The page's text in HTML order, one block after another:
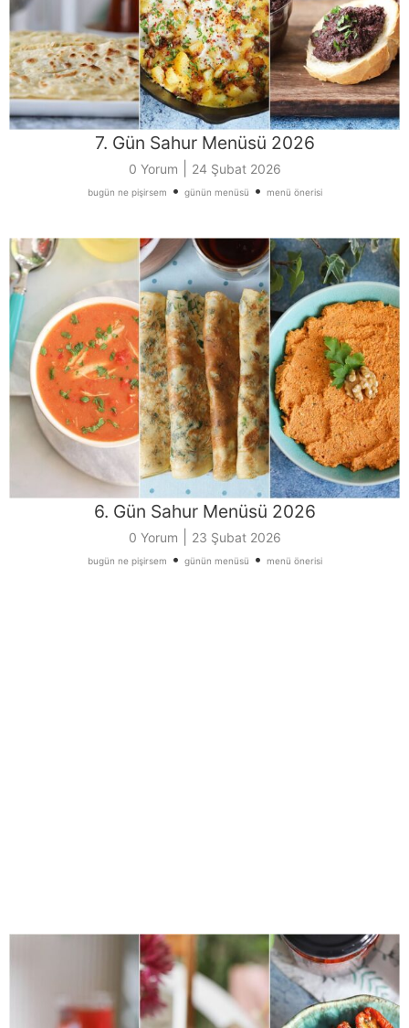
7. Gün Sahur Menüsü 2026
0 Yorum 24 Şubat 2026
bugün ne pişirsem • günün menüsü • menü önerisi
6. Gün Sahur Menüsü 2026
0 Yorum 23 Şubat 2026
bugün ne pişirsem • günün menüsü • menü önerisi